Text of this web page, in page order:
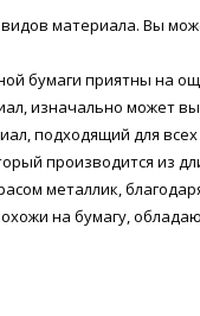
материала. Вы
бумаги приятны на
изначально может
подходящий для
производится из
металлик,
на бумагу,